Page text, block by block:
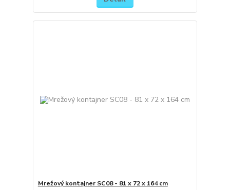
Mrežový kontajner SC08 - 81 x 72 x 164 cm